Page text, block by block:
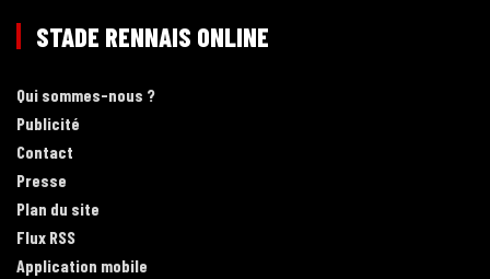
STADE RENNAIS ONLINE
Qui sommes-nous ?
Publicité
Contact
Presse
Plan du site
Flux RSS
Application mobile